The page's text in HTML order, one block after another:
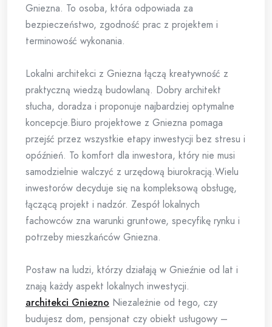
Gniezna. To osoba, która odpowiada za
bezpieczeństwo, zgodność prac z projektem i
terminowość wykonania.
Lokalni architekci z Gniezna łączą kreatywność z
praktyczną wiedzą budowlaną. Dobry architekt
słucha, doradza i proponuje najbardziej optymalne
koncepcje.Biuro projektowe z Gniezna pomaga
przejść przez wszystkie etapy inwestycji bez stresu i
opóźnień. To komfort dla inwestora, który nie musi
samodzielnie walczyć z urzędową biurokracją.Wielu
inwestorów decyduje się na kompleksową obsługę,
łączącą projekt i nadzór. Zespół lokalnych
fachowców zna warunki gruntowe, specyfikę rynku i
potrzeby mieszkańców Gniezna.
Postaw na ludzi, którzy działają w Gnieźnie od lat i
znają każdy aspekt lokalnych inwestycji.
architekci Gniezno Niezależnie od tego, czy
budujesz dom, pensjonat czy obiekt usługowy –